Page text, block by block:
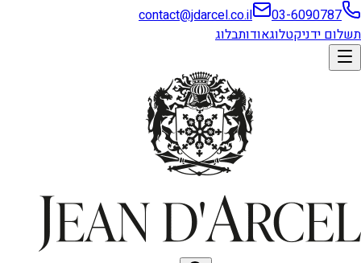
03-6090787
contact@jdarcel.co.il
תשלום ידניקטלוגאודותבלוג